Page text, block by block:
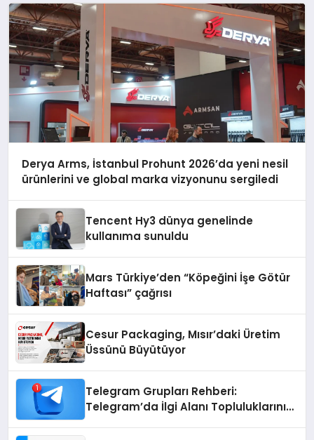
Derya Arms, İstanbul Prohunt 2026’da yeni nesil
ürünlerini ve global marka vizyonunu sergiledi
Tencent Hy3 dünya genelinde
kullanıma sunuldu
Mars Türkiye’den “Köpeğini İşe Götür
Haftası” çağrısı
Cesur Packaging, Mısır’daki Üretim
Üssünü Büyütüyor
Telegram Grupları Rehberi:
Telegram’da İlgi Alanı Topluluklarını